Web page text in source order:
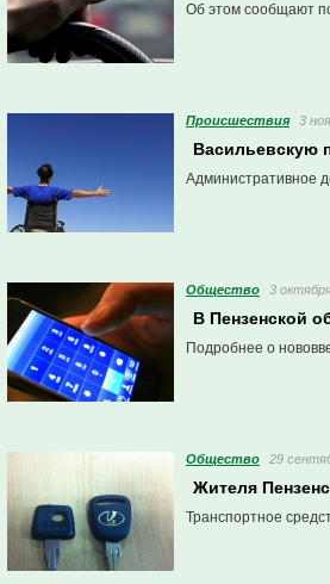
Об этом сообщают
Проиcшествия 3
Васильевскую
Административное
Общество 3
В Пензенской
Подробнее о
Общество 29
Жителя
Транспортное